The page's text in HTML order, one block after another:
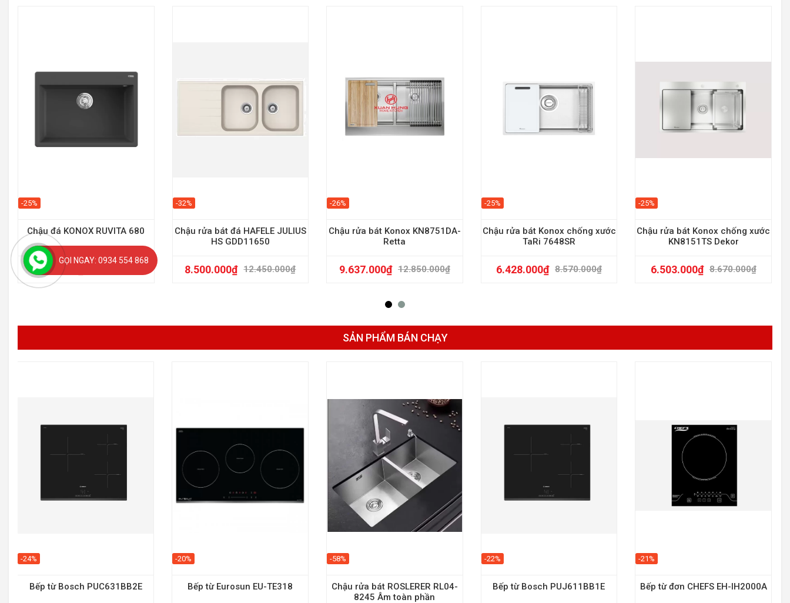
-25%
Chậu đá KONOX RUVITA 680
8.670.000
-32%
Chậu rửa bát đá HAFELE JULIUS
HS GDD11650
12.450.000₫
8.500.000₫
-26%
Chậu rửa bát Konox KN8751DA-
Retta
12.850.000₫
9.637.000₫
-25%
Chậu rửa bát Konox chống xước
TaRi 7648SR
8.570.000₫
6.428.000₫
-25%
Chậu rửa bát Konox chống xước
KN8151TS Dekor
8.670.000₫
6.503.000₫
SẢN PHẨM BÁN CHẠY
-24%
Bếp từ Bosch PUC631BB2E
-20%
Bếp từ Eurosun EU-TE318
-58%
Chậu rửa bát ROSLERER RL04-
8245 Âm toàn phần
-22%
Bếp từ Bosch PUJ611BB1E
-21%
Bếp từ đơn CHEFS EH-IH2000A
GỌI NGAY: 0934 554 868